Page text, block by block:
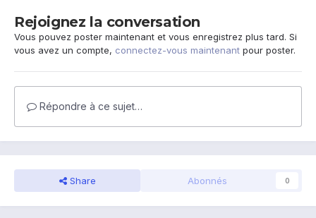
Rejoignez la conversation
Vous pouvez poster maintenant et vous enregistrez plus tard. Si
vous avez un compte, connectez-vous maintenant pour poster.
Répondre à ce sujet…
Share Abonnés 0